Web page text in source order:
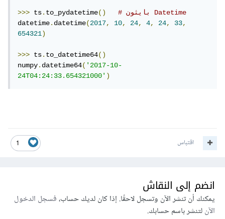
>>> ts.to_pydatetime()
# بايثون Datetime
datetime.datetime(2017, 10, 24, 4, 24, 33,
654321)
>>> ts.to_datetime64()
numpy.datetime64('2017-10-
24T04:24:33.654321000')
1 اقتباس
انضم إلى النقاش
يمكنك أن تنشر الآن وتسجل لاحقًا. إذا كان لديك حساب،فسجل الدخول
الآنلتنشر باسم حسابك.